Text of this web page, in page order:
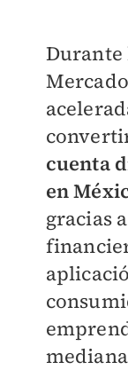
Durante
cuenta
en
gracias